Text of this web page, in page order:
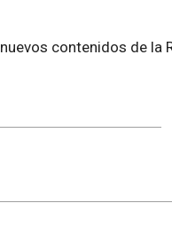
contenidos de